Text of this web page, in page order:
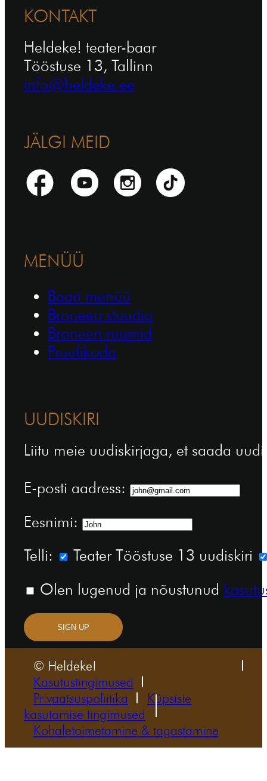
KONTAKT
Heldeke! teater-baar
Tööstuse 13, Tallinn
info@heldeke.ee
JÄLGI MEID
MENÜÜ
Baari menüü
Broneeri stuudio
Broneeri ruumid
Pruulikoda
UUDISKIRI
Liitu meie uudiskirjaga, et saada
E-posti aadress:
Eesnimi:
Telli:
Teater Tööstuse 13 uudiskiri
Olen lugenud ja nõustunud
SIGN UP
© Heldeke!
Kasutustingimused
Privaatsuspoliitika
Küpsiste
kasutamise tingimused
Kohaletoimetamine & tagastamine